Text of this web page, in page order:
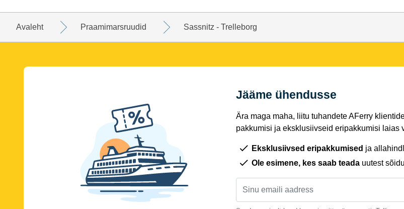
Avaleht Praamimarsruudid Sassnitz - Trelleborg
Jääme ühendusse
Ära maga maha, liitu tuhandete AFerry
pakkumisi ja eksklusiivseid eripakkumisi laias
Eksklusiivsed eripakkumised ja
Ole esimene, kes saab teada uutest